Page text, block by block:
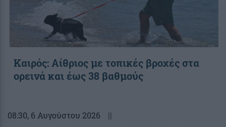
Καιρός: Αίθριος με τοπικές βροχές στα
ορεινά και έως 38 βαθμούς
08:30, 6 Αυγούστου 2026 ||